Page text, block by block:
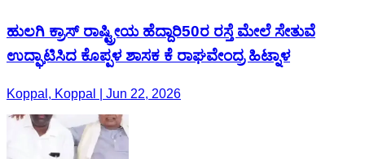
ಹುಲಗಿ ಕ್ರಾಸ್ ರಾಷ್ಟ್ರೀಯ ಹೆದ್ದಾರಿ50ರ ರಸ್ತೆ ಮೇಲೆ ಸೇತುವೆ
ಉದ್ಘಾಟಿಸಿದ ಕೊಪ್ಪಳ ಶಾಸಕ ಕೆ ರಾಘವೇಂದ್ರ ಹಿಟ್ನಾಳ
Koppal, Koppal | Jun 22, 2026